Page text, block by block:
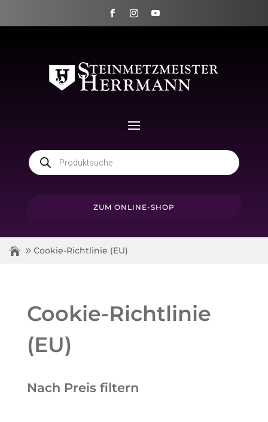
Products
search
ZUM ONLINE-SHOP
Cookie-Richtlinie (EU)
Cookie-Richtlinie
(EU)
Nach Preis filtern